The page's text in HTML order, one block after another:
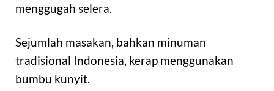
menggugah selera.
Sejumlah masakan, bahkan minuman
tradisional Indonesia, kerap menggunakan
bumbu kunyit.